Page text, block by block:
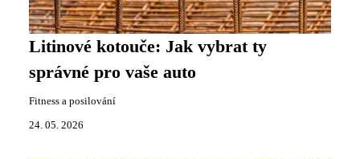
Litinové kotouče: Jak vybrat ty
správné pro vaše auto
Fitness a posilování
24. 05. 2026